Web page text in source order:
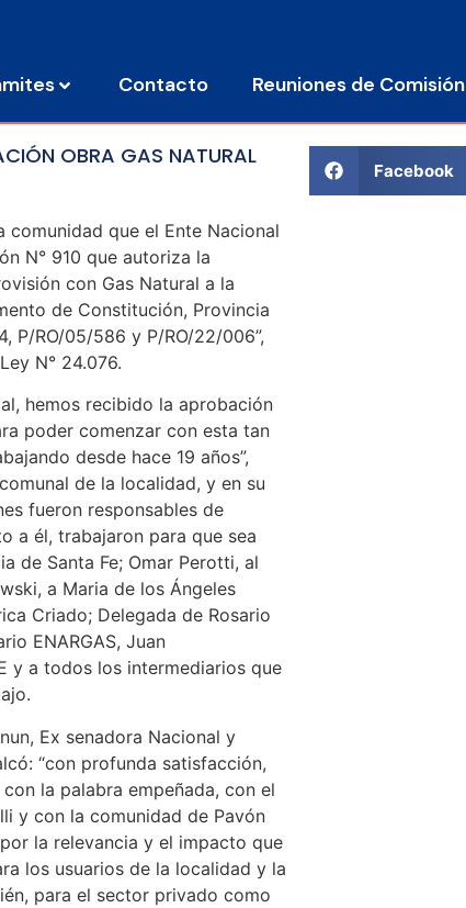
Contacto Reuniones de Comisión
OBRA GAS NATURAL
Facebook
comunidad que el Ente Nacional
N° 910 que autoriza la
con Gas Natural a la
de Constitución, Provincia
P/RO/05/586 y P/RO/22/006”,
N° 24.076.
hemos recibido la aprobación
poder comenzar con esta tan
desde hace 19 años”,
de la localidad, y en su
fueron responsables de
a él, trabajaron para que sea
de Santa Fe; Omar Perotti, al
a Maria de los Ángeles
Criado; Delegada de Rosario
ENARGAS, Juan
y a todos los intermediarios que
Ex senadora Nacional y
“con profunda satisfacción,
la palabra empeñada, con el
y con la comunidad de Pavón
la relevancia y el impacto que
los usuarios de la localidad y la
para el sector privado como